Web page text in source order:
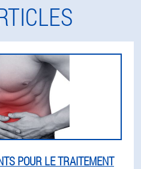
POUR LE TRAITEMENT